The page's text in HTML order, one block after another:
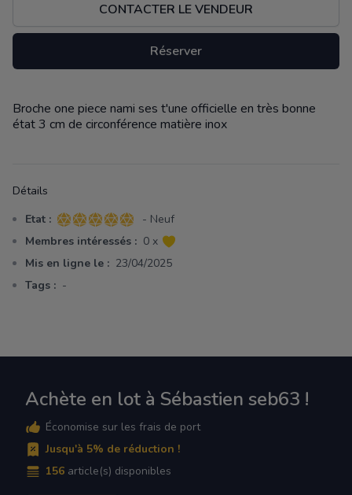
CONTACTER LE VENDEUR
Réserver
Description
Broche one piece nami ses t'une officielle en très bonne
état 3 cm de circonférence matière inox
Détails
Etat : 5 sur 5 étoiles
- Neuf
Membres intéressés : 0 x
Mis en ligne le : 23/04/2025
Tags : -
Achète en lot à Sébastien seb63 !
Économise sur les frais de port
Jusqu'à 5% de réduction !
156 article(s) disponibles